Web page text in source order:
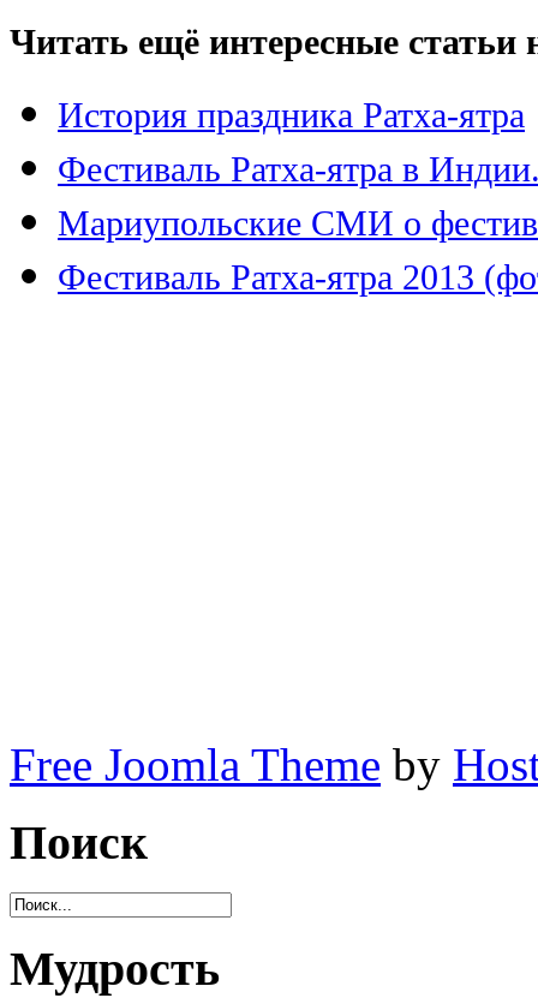
Читать ещё интересные статьи
История праздника Ратха-ятра
Фестиваль Ратха-ятра в
Мариупольские СМИ о
Фестиваль Ратха-ятра 2013
Free Joomla Theme by
Поиск
Мудрость